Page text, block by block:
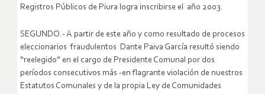
Registros Públicos de Piura logra inscribirse el año 2003.
SEGUNDO.- A partir de este año y como resultado de procesos
eleccionarios fraudulentos Dante Paiva García resultó siendo
“reelegido” en el cargo de Presidente Comunal por dos
períodos consecutivos más -en flagrante violación de nuestros
Estatutos Comunales y de la propia Ley de Comunidades